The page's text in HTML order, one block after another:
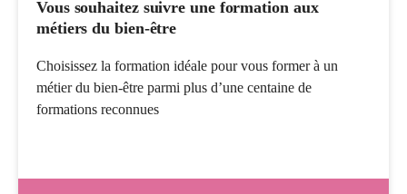
Vous souhaitez suivre une formation aux
métiers du bien-être
Choisissez la formation idéale pour vous former à un
métier du bien-être parmi plus d’une centaine de
formations reconnues